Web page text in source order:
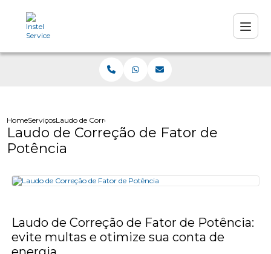
HomeServiçosLaudo de Correção de Fator de Potência
Laudo de Correção de Fator de
Potência
Laudo de Correção de Fator de Potência:
evite multas e otimize sua conta de